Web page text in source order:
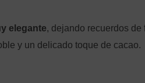
elegante, dejando recuerdos de
y un delicado toque de cacao.